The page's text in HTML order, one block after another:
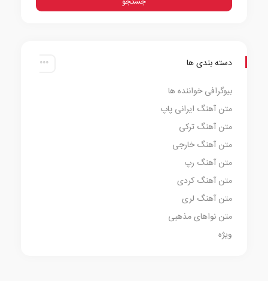
دسته بندی ها
بیوگرافی خواننده ها
متن آهنگ ایرانی پاپ
متن آهنگ ترکی
متن آهنگ خارجی
متن آهنگ رپ
متن آهنگ کردی
متن آهنگ لری
متن نواهای مذهبی
ویژه